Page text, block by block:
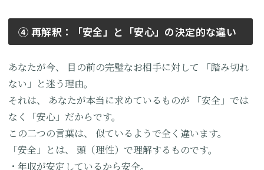
④ 再解釈：「安全」と「安心」の決定的な違い
あなたが今、 目の前の完璧なお相手に対して
「踏み切れ
ない」と迷う理由。
それは、
あなたが本当に求めているものが
「安全」では
なく「安心」だからです。
この二つの言葉は、
似ているようで全く違います。
「安全」とは、
頭（理性）で理解するものです。
・年収が安定しているから安全。